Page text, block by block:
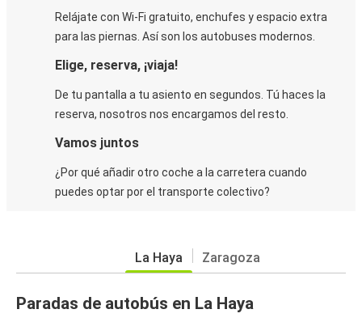
Relájate con Wi-Fi gratuito, enchufes y espacio extra
para las piernas. Así son los autobuses modernos.
Elige, reserva, ¡viaja!
De tu pantalla a tu asiento en segundos. Tú haces la
reserva, nosotros nos encargamos del resto.
Vamos juntos
¿Por qué añadir otro coche a la carretera cuando
puedes optar por el transporte colectivo?
La Haya Zaragoza
Paradas de autobús en La Haya